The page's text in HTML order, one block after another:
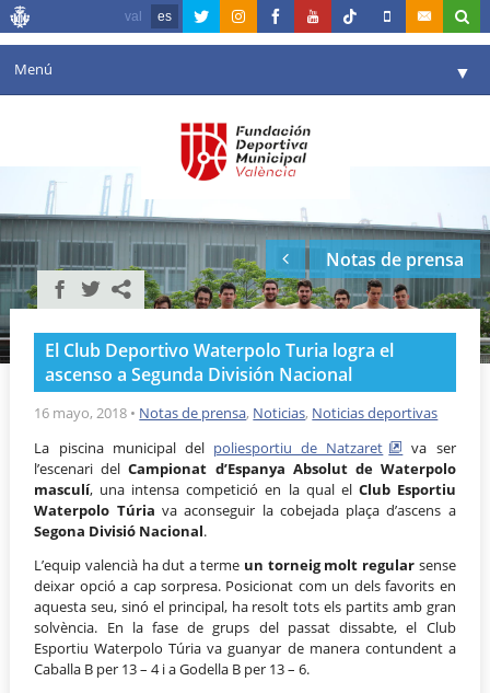
val es
Menú ▼
Instalaciones
Comunicación ▼
Valencia en deporte
Portal de Transparencia
Reservas
Notas de prensa
El Club Deportivo Waterpolo Turia logra el
ascenso a Segunda División Nacional
16 mayo, 2018 • Notas de prensa, Noticias, Noticias deportivas
La piscina municipal del poliesportiu de Natzaret
va ser
l’escenari delCampionat d’Espanya Absolut de Waterpolo
masculí, una intensa competició en la qual el Club Esportiu
Waterpolo Túria va aconseguir la cobejada plaça d’ascens a
Segona Divisió Nacional.
L’equip valencià ha dut a terme un torneig molt regular sense
deixar opció a cap sorpresa. Posicionat com un dels favorits en
aquesta seu, sinó el principal, ha resolt tots els partits amb gran
solvència. En la fase de grups del passat dissabte, el Club
Esportiu Waterpolo Túria va guanyar de manera contundent a
Caballa B per 13 – 4 i a Godella B per 13 – 6.